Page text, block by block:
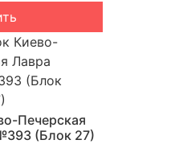
Печерская
(Блок 27)